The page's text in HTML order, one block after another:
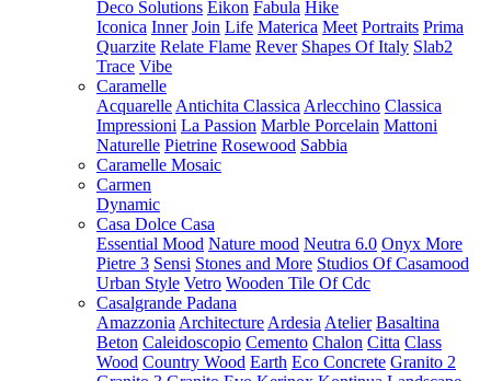
Deco Solutions Eikon Fabula Hike
Iconica Inner Join Life Materica Meet Portraits Prima
Quarzite Relate Flame Rever Shapes Of Italy Slab2
Trace Vibe
Caramelle
Acquarelle Antichita Classica Arlecchino Classica
Impressioni La Passion Marble Porcelain Mattoni
Naturelle Pietrine Rosewood Sabbia
Caramelle Mosaic
Carmen
Dynamic
Casa Dolce Casa
Essential Mood Nature mood Neutra 6.0 Onyx More
Pietre 3 Sensi Stones and More Studios Of Casamood
Urban Style Vetro Wooden Tile Of Cdc
Casalgrande Padana
Amazzonia Architecture Ardesia Atelier Basaltina
Beton Caleidoscopio Cemento Chalon Citta Class
Wood Country Wood Earth Eco Concrete Granito 2